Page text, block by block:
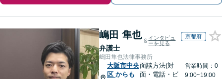
嶋田 隼也
弁護士
インタビュ
ーを見る
京都府
嶋田隼也法律事務所
大阪市中央
区 からも
面談方法(対
面・電話・ビ
営業時間：0
9:00~19:00